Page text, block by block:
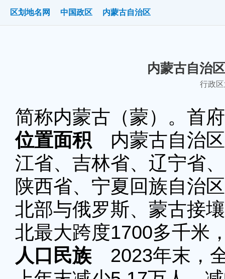
区划地名网 中国政区 内蒙古自治区
内蒙古自治
行政
简称内蒙古（蒙）。首
位置面积 内蒙古自治
江省、吉林省、辽宁省
陕西省、宁夏回族自治
北部与俄罗斯、蒙古接
北最大跨度1700多千米
人口民族 2023年末，